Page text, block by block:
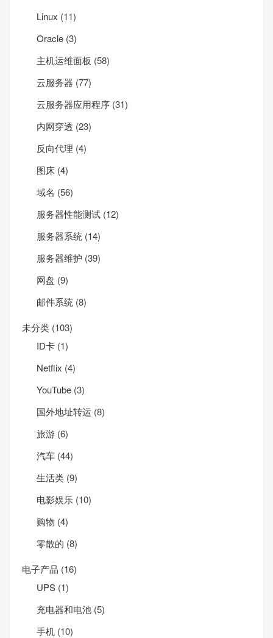
Linux (11)
Oracle (3)
主机运维面板 (58)
云服务器 (77)
云服务器应用程序 (31)
内网穿透 (23)
反向代理 (4)
图床 (4)
域名 (56)
服务器性能测试 (12)
服务器系统 (14)
服务器维护 (39)
网盘 (9)
邮件系统 (8)
未分类 (103)
ID卡 (1)
Net­flix (4)
YouTube (3)
国外地址转运 (8)
旅游 (6)
汽车 (44)
生活类 (9)
电影娱乐 (10)
购物 (4)
零散的 (8)
电子产品 (16)
UPS (1)
充电器和电池 (5)
手机 (10)